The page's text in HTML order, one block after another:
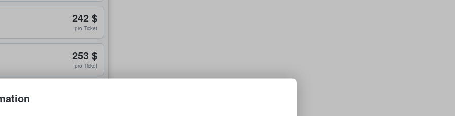
242 $
pro Ticket
253 $
pro Ticket